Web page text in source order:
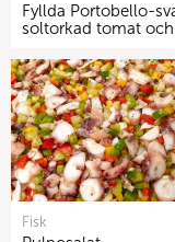
Fyllda Portobello-
soltorkad tomat
Fisk